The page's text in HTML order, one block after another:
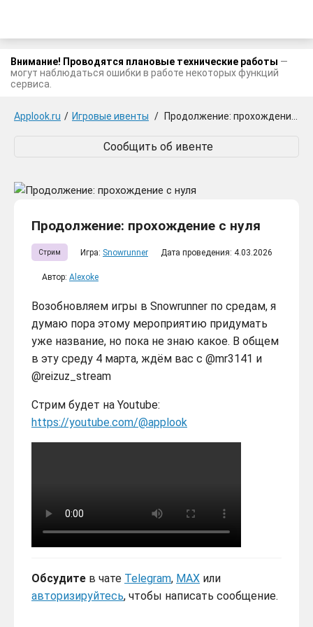
Внимание! Проводятся плановые технические работы —
могут наблюдаться ошибки в работе некоторых функций
сервиса.
Applook.ru / Игровые ивенты / Продолжение: прохождение с нуля
Сообщить об ивенте
Продолжение: прохождение с нуля
Стрим Игра: Snowrunner Дата проведения: 4.03.2026
Автор: Alexoke
Возобновляем игры в Snowrunner по средам, я
думаю пора этому мероприятию придумать
уже название, но пока не знаю какое. В общем
в эту среду 4 марта, ждём вас с @mr3141 и
@reizuz_stream
Стрим будет на Youtube:
https://youtube.com/@applook
Обсудите в чате Telegram, MAX или
авторизируйтесь, чтобы написать сообщение.